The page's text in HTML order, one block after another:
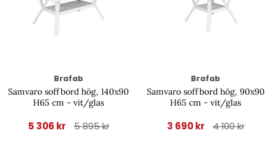
Brafab
Samvaro soffbord hög, 140x90
H65 cm - vit/glas
5 306 kr 5 895 kr
Brafab
Samvaro soffbord hög, 90x90
H65 cm - vit/glas
3 690 kr 4 100 kr